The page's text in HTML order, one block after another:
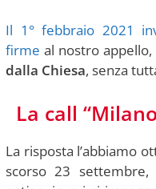
Il 1° febbraio 2021
firme al nostro
dalla Chiesa, senza
La call
La risposta l’abbiamo
scorso 23